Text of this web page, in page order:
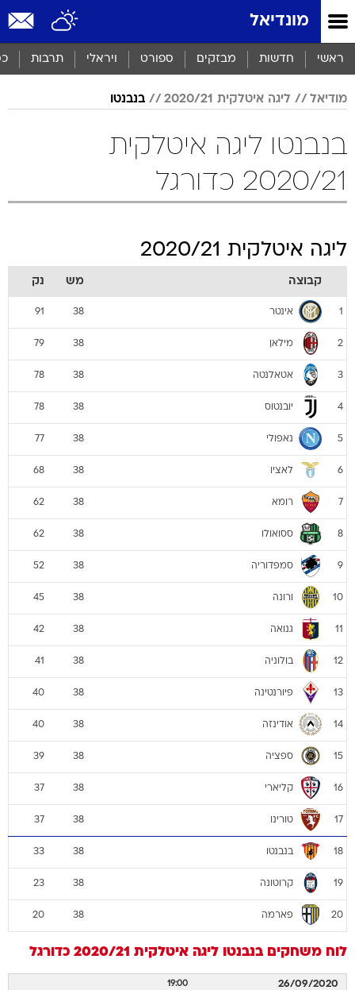
מונדיאל
ראשי חדשות מבזקים ספורט ויראלי תרבות
מודיאל ליגה איטלקית 2020/21 בנבנטו
בנבנטו ליגה איטלקית
2020/21 כדורגל
ליגה איטלקית 2020/21
קבוצה מש נק
1 אינטר 38
91
2 מילאן 38
79
3 אטאלנטה 38
78
4 יובנטוס 38
78
5 נאפולי 38
77
6 לאציו 38
68
7 רומא 38
62
8 ססואולו 38
62
9 סמפדוריה 38
52
10 ורונה 38
45
11 גנואה 38
42
12 בולוניה 38
41
13 פיורנטינה 38
40
14 אודינזה 38
40
15 ספציה 38
39
16 קליארי 38
37
17 טורינו 38
37
18 בנבנטו 38
33
19 קרוטונה 38
23
20 פארמה 38
20
לוח משחקים בנבנטו ליגה איטלקית 2020/21 כדורגל
26/09/2020
19:00